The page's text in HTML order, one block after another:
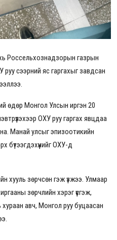
Россельхознадзорын газрын
сээрний яс гаргахыг завдсан
өдөр Монгол Улсын иргэн 20
ОХУ руу гаргах явцдаа
Манай улсыг эпизоотикийн
бүтээгдэхүүнийг ОХУ-д
хууль зөрчсөн гэж үзжээ. Улмаар
зөрчлийн хэрэг үүсгэж,
хураан авч, Монгол руу буцаасан